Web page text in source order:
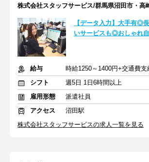
株式会社スタッフサービス/群馬県沼田市・高
【データ入力】大手有◎
いサービスも◎おしゃれ
給与
時給1250～1400円+交通費支
シフト
週5日 1日6時間以上
雇用形態
派遣社員
アクセス
沼田駅
株式会社スタッフサービスの求人一覧を見る